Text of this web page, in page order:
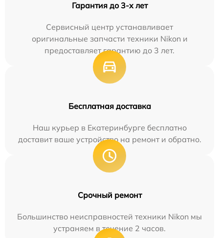
Гарантия до 3-х лет
Сервисный центр устанавливает
оригинальные запчасти техники Nikon и
предоставляет гарантию до 3 лет.
Бесплатная доставка
Наш курьер в Екатеринбурге бесплатно
доставит ваше устройство на ремонт и обратно.
Срочный ремонт
Большинство неисправностей техники Nikon мы
устраняем в течение 2 часов.